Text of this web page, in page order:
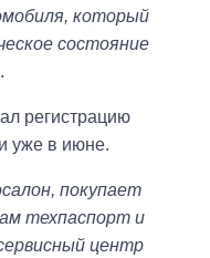
который
состояние
регистрацию
уже в июне.
покупает
техпаспорт и
центр